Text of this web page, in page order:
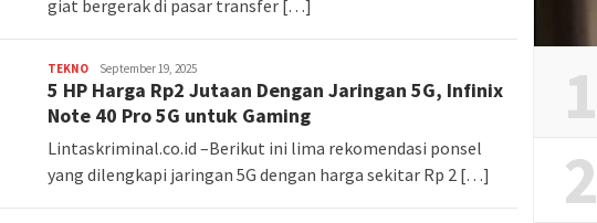
giat bergerak di pasar transfer […]
TEKNO admin
September 19, 2025
5 HP Harga Rp2 Jutaan Dengan Jaringan 5G, Infinix
Note 40 Pro 5G untuk Gaming
Lintaskriminal.co.id –Berikut ini lima rekomendasi ponsel
yang dilengkapi jaringan 5G dengan harga sekitar Rp 2 […]
1
2